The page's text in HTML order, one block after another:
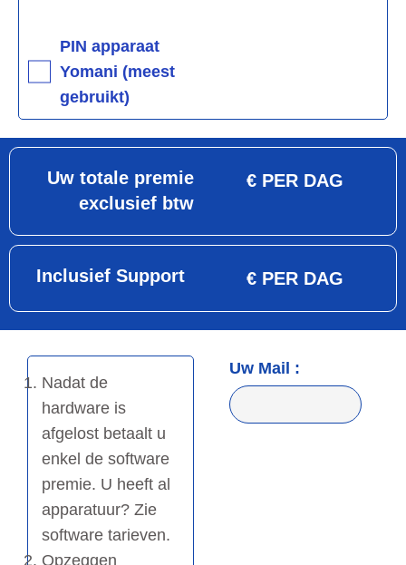
PIN apparaat
Yomani (meest
gebruikt)
Uw totale premie
exclusief btw
€ PER DAG
Inclusief Support € PER DAG
Nadat de
hardware is
afgelost betaalt u
enkel de software
premie. U heeft al
apparatuur? Zie
software tarieven.
Opzeggen
Uw Mail :